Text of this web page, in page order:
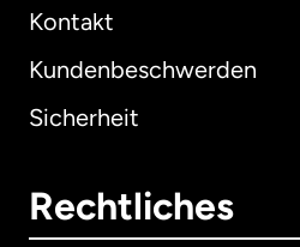
Kontakt
Kundenbeschwerden
Sicherheit
Rechtliches